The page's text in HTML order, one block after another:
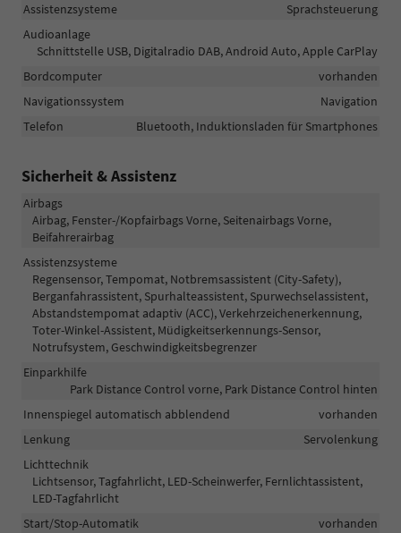
Assistenzsysteme
Sprachsteuerung
Audioanlage
Schnittstelle USB, Digitalradio DAB, Android Auto, Apple CarPlay
Bordcomputer
vorhanden
Navigationssystem
Navigation
Telefon
Bluetooth, Induktionsladen für Smartphones
Sicherheit & Assistenz
Airbags
Airbag, Fenster-/Kopfairbags Vorne, Seitenairbags Vorne,
Beifahrerairbag
Assistenzsysteme
Regensensor, Tempomat, Notbremsassistent (City-Safety),
Berganfahrassistent, Spurhalteassistent, Spurwechselassistent,
Abstandstempomat adaptiv (ACC), Verkehrzeichenerkennung,
Toter-Winkel-Assistent, Müdigkeitserkennungs-Sensor,
Notrufsystem, Geschwindigkeitsbegrenzer
Einparkhilfe
Park Distance Control vorne, Park Distance Control hinten
Innenspiegel automatisch abblendend
vorhanden
Lenkung
Servolenkung
Lichttechnik
Lichtsensor, Tagfahrlicht, LED-Scheinwerfer, Fernlichtassistent,
LED-Tagfahrlicht
Start/Stop-Automatik
vorhanden